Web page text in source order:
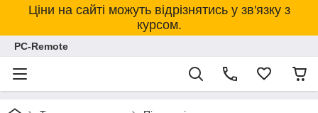
Ціни на сайті можуть відрізнятись у зв'язку з
курсом.
PC-Remote